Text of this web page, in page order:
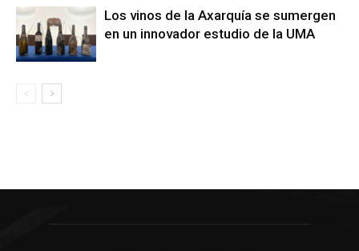
Los vinos de la Axarquía se sumergen
en un innovador estudio de la UMA